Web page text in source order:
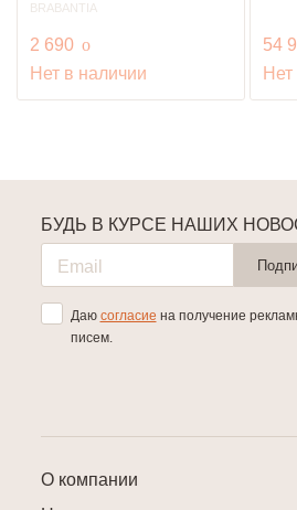
BRABANTIA
2 690 руб.
o
Нет в наличии
54
О компании
БУДЬ В КУРСЕ НАШИХ
Даю согласие на получение
писем.